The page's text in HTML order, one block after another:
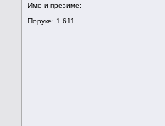
Име и презиме:
Поруке: 1.611